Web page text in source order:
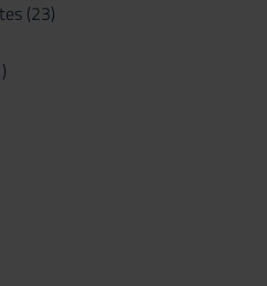
(23)